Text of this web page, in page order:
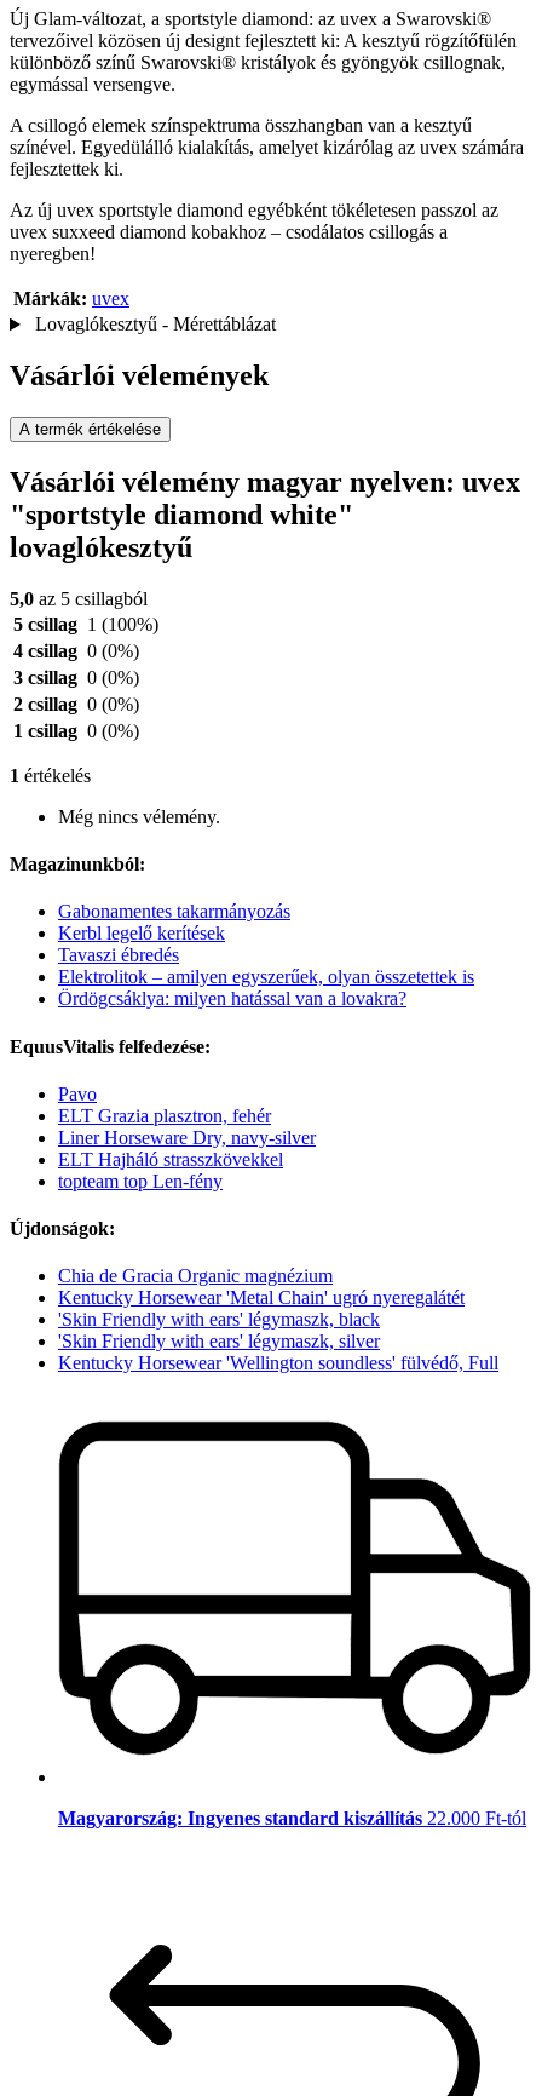
Új Glam-változat, a sportstyle diamond: az uvex a Swarovski®
tervezőivel közösen új designt fejlesztett ki: A kesztyű rögzítőfülén
különböző színű Swarovski® kristályok és gyöngyök csillognak,
egymással versengve.
A csillogó elemek színspektruma összhangban van a kesztyű
színével. Egyedülálló kialakítás, amelyet kizárólag az uvex számára
fejlesztettek ki.
Az új uvex sportstyle diamond egyébként tökéletesen passzol az
uvex suxxeed diamond kobakhoz – csodálatos csillogás a
nyeregben!
Márkák: uvex
Lovaglókesztyű - Mérettáblázat
Vásárlói vélemények
A termék értékelése
Vásárlói vélemény magyar nyelven: uvex
"sportstyle diamond white"
lovaglókesztyű
5,0 az 5 csillagból
5 csillag 1 (100%)
4 csillag 0 (0%)
3 csillag 0 (0%)
2 csillag 0 (0%)
1 csillag 0 (0%)
1 értékelés
Még nincs vélemény.
Magazinunkból:
Gabonamentes takarmányozás
Kerbl legelő kerítések
Tavaszi ébredés
Elektrolitok – amilyen egyszerűek, olyan összetettek is
Ördögcsáklya: milyen hatással van a lovakra?
EquusVitalis felfedezése:
Pavo
ELT Grazia plasztron, fehér
Liner Horseware Dry, navy-silver
ELT Hajháló strasszkövekkel
topteam top Len-fény
Újdonságok:
Chia de Gracia Organic magnézium
Kentucky Horsewear 'Metal Chain' ugró nyeregalátét
'Skin Friendly with ears' légymaszk, black
'Skin Friendly with ears' légymaszk, silver
Kentucky Horsewear 'Wellington soundless' fülvédő, Full
Magyarország: Ingyenes standard kiszállítás 22.000 Ft-tól